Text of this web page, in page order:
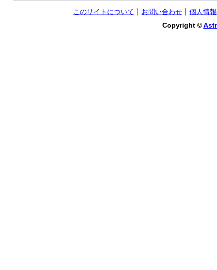
このサイトについて お問い合わせ
個人情
Copyright ©